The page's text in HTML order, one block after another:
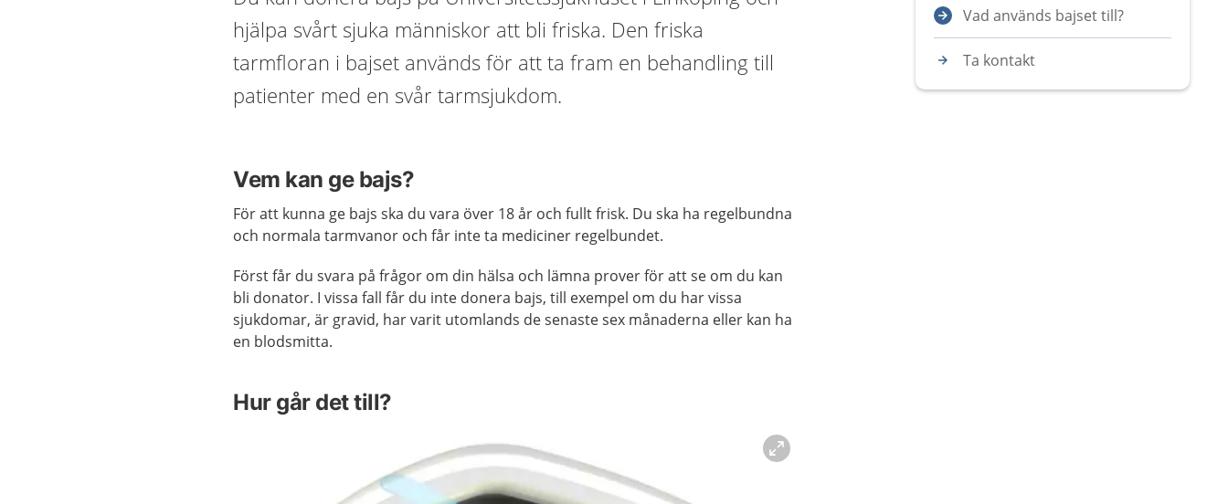
hjälpa svårt sjuka människor att bli friska. Den friska
tarmfloran i bajset används för att ta fram en behandling till
patienter med en svår tarmsjukdom.
Vem kan ge bajs?
För att kunna ge bajs ska du vara över 18 år och fullt frisk. Du ska ha regelbundna
och normala tarmvanor och får inte ta mediciner regelbundet.
Först får du svara på frågor om din hälsa och lämna prover för att se om du kan
bli donator. I vissa fall får du inte donera bajs, till exempel om du har vissa
sjukdomar, är gravid, har varit utomlands de senaste sex månaderna eller kan ha
en blodsmitta.
Hur går det till?
Vad används bajset till?
Ta kontakt